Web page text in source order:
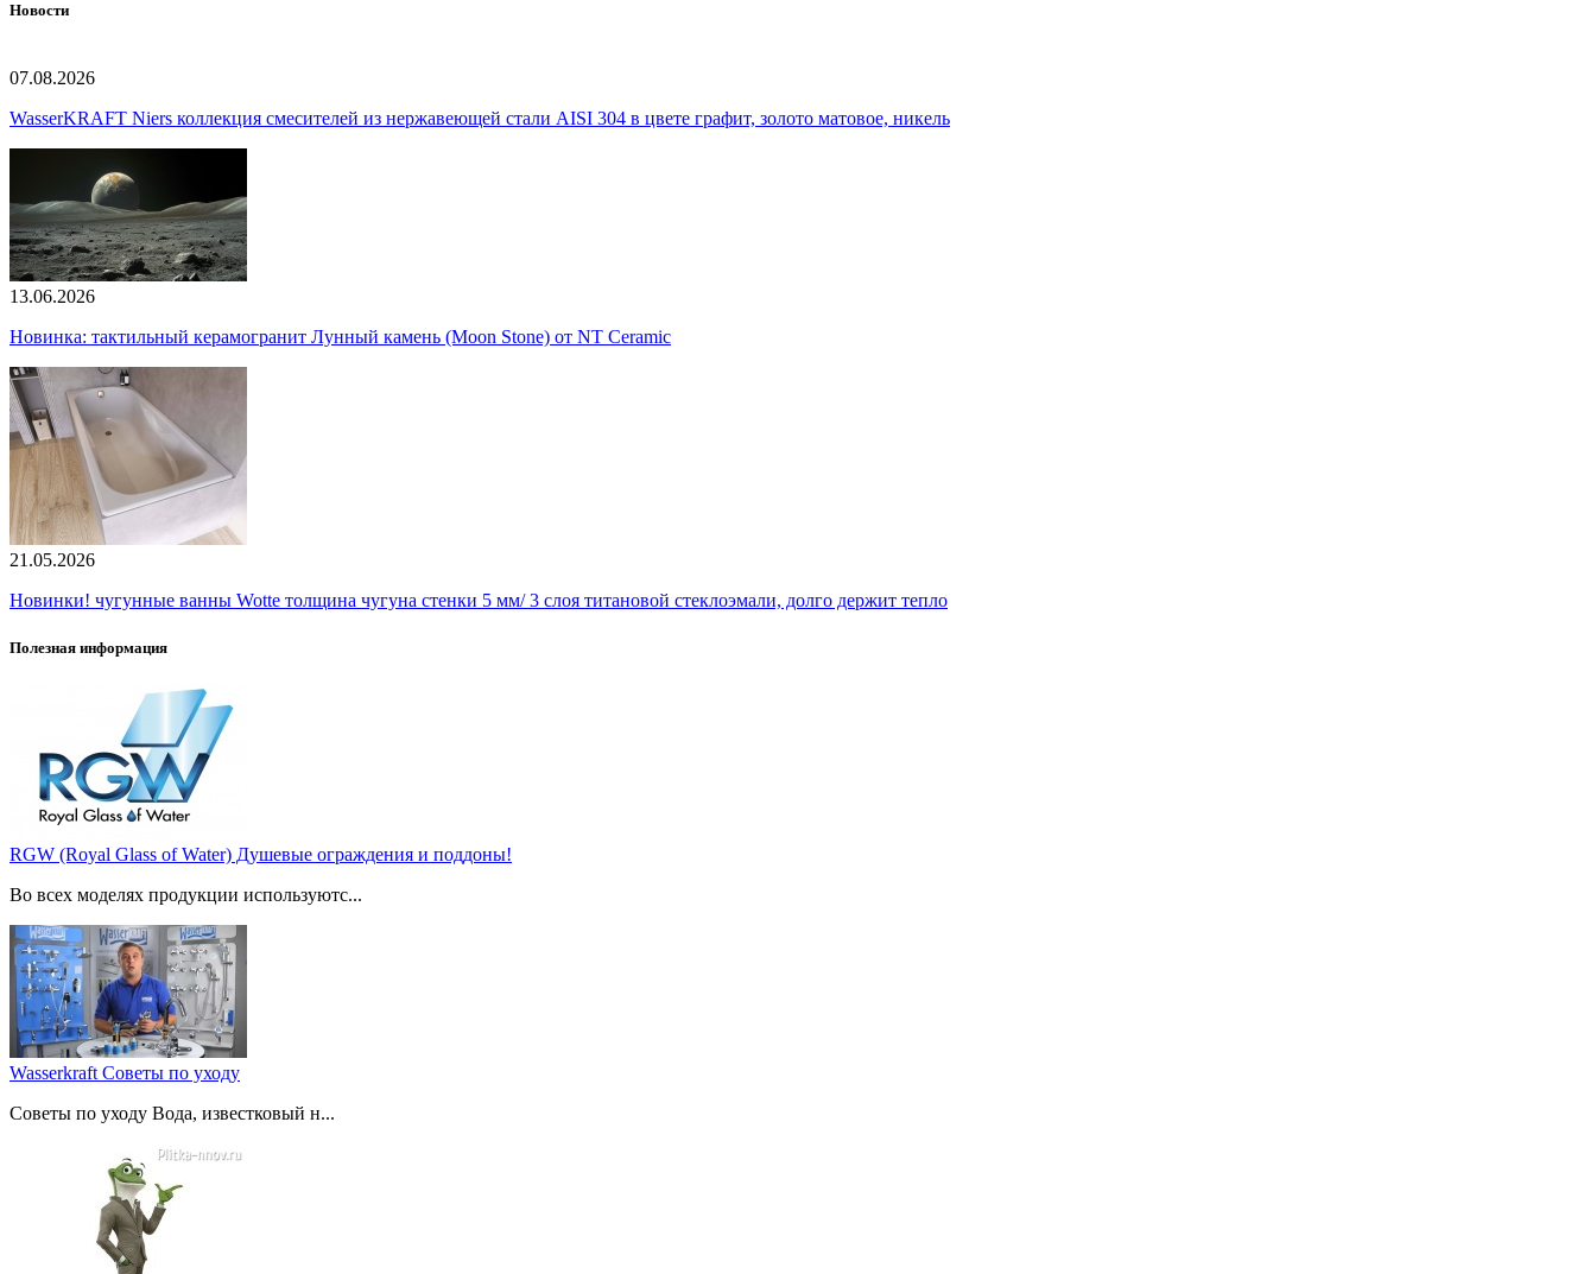
Новости
07.08.2026
WasserKRAFT Niers коллекция смесителей из нержавеющей стали AISI 304 в цвете графит, золото матовое, никель
13.06.2026
Новинка: тактильный керамогранит Лунный камень (Moon Stone) от NT Ceramic
21.05.2026
Новинки! чугунные ванны Wotte толщина чугуна стенки 5 мм/ 3 слоя титановой стеклоэмали, долго держит тепло
Полезная информация
RGW (Royal Glass of Water) Душевые ограждения и поддоны!
Во всех моделях продукции используютс...
Wasserkraft Советы по уходу
Советы по уходу Вода, известковый н...